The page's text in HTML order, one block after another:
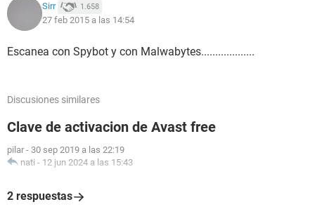
Sirr 1.658
27 feb 2015 a las 14:54
Escanea con Spybot y con Malwabytes...................
Discusiones similares
Clave de activacion de Avast free
pilar - 30 sep 2019 a las 22:19
nati - 12 jun 2024 a las 15:43
2 respuestas